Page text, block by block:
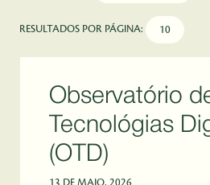
RESULTADOS POR PÁGINA:
Observatório
Tecnológias
(OTD)
13 DE MAIO, 2026